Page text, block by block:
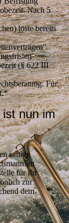
Nach 5
löste bereits
(§ 622 III
Für
ist nun im
saftige
im
für Ihr
zur
dem